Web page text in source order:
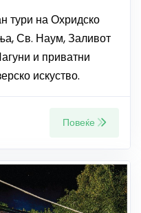
тури на Охридско
Св. Наум, Заливот
и приватни
искуство.
Повеќе